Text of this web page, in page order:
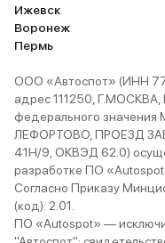
Ижевск
Воронеж
Пермь
ООО «Автоспот» (ИНН
адрес 111250, Г.МОСКВА,
федерального
ЛЕФОРТОВО, ПРОЕЗД
41Н/9, ОКВЭД 62.0)
разработке ПО
Согласно Приказу
(код): 2.01.
ПО «Autospot» —